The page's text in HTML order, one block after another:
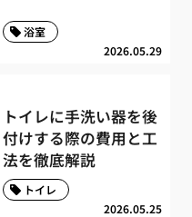
2026.05.29
浴室
トイレに手洗い器を後
付けする際の費用と工
法を徹底解説
2026.05.25
トイレ